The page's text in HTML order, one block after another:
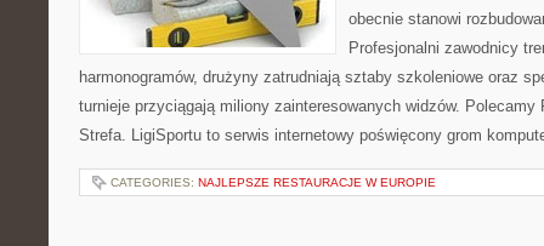
obecnie stanowi
Profesjonalni zawodnicy
harmonogramów, drużyny zatrudniają sztaby szkoleniowe oraz
turnieje przyciągają miliony zainteresowanych widzów.
Strefa. LigiSportu to serwis internetowy poświęcony grom
CATEGORIES: NAJLEPSZE RESTAURACJE W EUROPIE